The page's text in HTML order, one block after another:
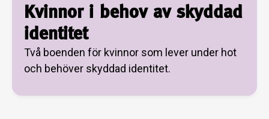
Kvinnor i behov av skyddad
identitet
Två boenden för kvinnor som lever under hot
och behöver skyddad identitet.